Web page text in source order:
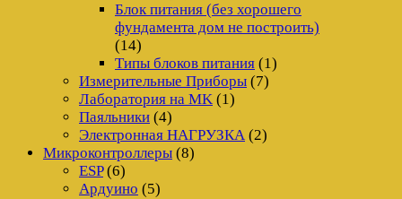
Блок питания (без хорошего
фундамента дом не построить)
(14)
Типы блоков питания (1)
Измерительные Приборы (7)
Лаборатория на MK (1)
Паяльники (4)
Электронная НАГРУЗКА (2)
Микроконтроллеры (8)
ESP(6)
Ардуино (5)